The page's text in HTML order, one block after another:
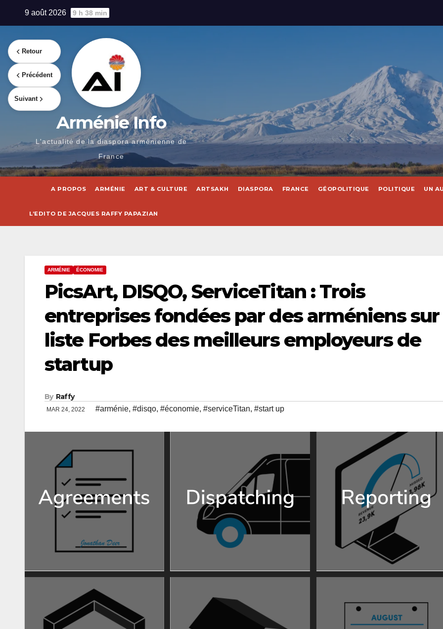
9 août 2026 9 h 38 min
Arménie Info
L'actualité de la diaspora arménienne de
France
A PROPOS ARMÉNIE ART & CULTURE ARTSAKH DIASPORA FRANCE GÉOPOLITIQUE POLITIQUE UN
L’EDITO DE JACQUES RAFFY PAPAZIAN
ARMÉNIE ÉCONOMIE
PicsArt, DISQO, ServiceTitan : Trois
entreprises fondées par des arméniens sur
liste Forbes des meilleurs employeurs de
startup
By Raffy
MAR 24, 2022 #arménie, #disqo, #économie, #serviceTitan, #start up
Retour
Précédent
Suivant